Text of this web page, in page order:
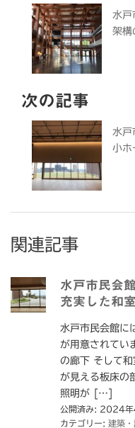
水戸
架構
次の記事
水戸
小ホ
関連記事
水戸市民会
充実した和
水戸市民会館に
が用意されてい
の廊下 そして
が見える板床の
照明が […]
公開済み: 2024
カテゴリー: 建築・